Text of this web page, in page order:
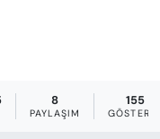
8
PAYLAŞIM
155